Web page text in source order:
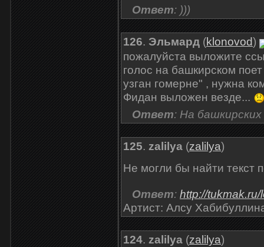
Ответ: )))
126. Эльмард (klonovod)
пожалуйста выложите
голос на башкирском
узган гомерне" , нужна
Фидан выложен везде...
Ответ: На
125. zalilya (zalilya)
Не могли бы найти текст
Ответ: http://
Артист: Алсу
124. zalilya (zalilya)